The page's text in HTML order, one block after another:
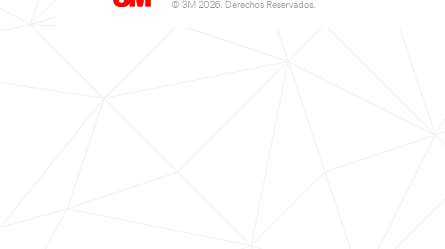
© 3M 2026. Derechos Reservados.